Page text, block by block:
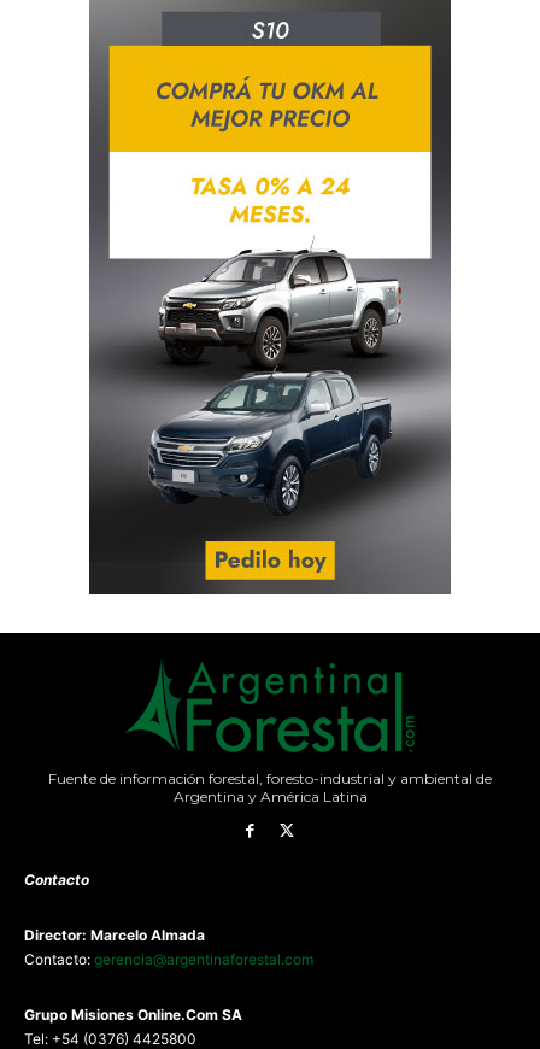
Fuente de información forestal, foresto-industrial y ambiental de
Argentina y América Latina
Contacto
Director: Marcelo Almada
Contacto: gerencia@argentinaforestal.com
Grupo Misiones Online.Com SA
Tel: +54 (0376) 4425800